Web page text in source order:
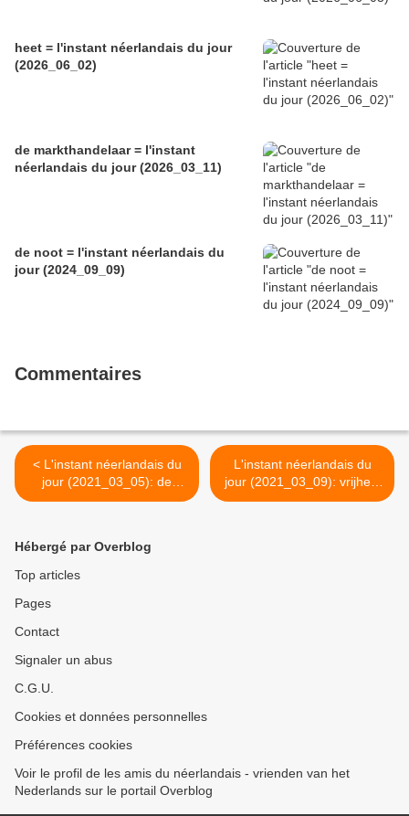
heet = l'instant néerlandais du jour
(2026_06_02)
de markthandelaar = l'instant
néerlandais du jour (2026_03_11)
de noot = l'instant néerlandais du
jour (2024_09_09)
Commentaires
< L'instant néerlandais du
jour (2021_03_05): de
Kunstberg
L'instant néerlandais du
jour (2021_03_09): vrijheid
van meningsuiting >
Hébergé par Overblog
Top articles
Pages
Contact
Signaler un abus
C.G.U.
Cookies et données personnelles
Préférences cookies
Voir le profil de les amis du néerlandais - vrienden van het
Nederlands sur le portail Overblog